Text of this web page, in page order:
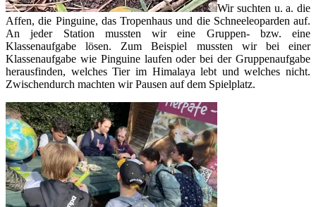
Wir suchten u. a. die
Affen, die Pinguine, das Tropenhaus und die Schneeleoparden auf.
An jeder Station mussten wir eine Gruppen- bzw. eine
Klassenaufgabe lösen. Zum Beispiel mussten wir bei einer
Klassenaufgabe wie Pinguine laufen oder bei der Gruppenaufgabe
herausfinden, welches Tier im Himalaya lebt und welches nicht.
Zwischendurch machten wir Pausen auf dem Spielplatz.